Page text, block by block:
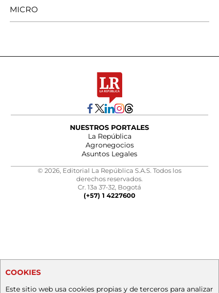
MICRO
NUESTROS PORTALES
La República
Agronegocios
Asuntos Legales
© 2026, Editorial La República S.A.S. Todos los
derechos reservados.
Cr. 13a 37-32, Bogotá
(+57) 1 4227600
COOKIES
Este sitio web usa cookies propias y de terceros para analizar